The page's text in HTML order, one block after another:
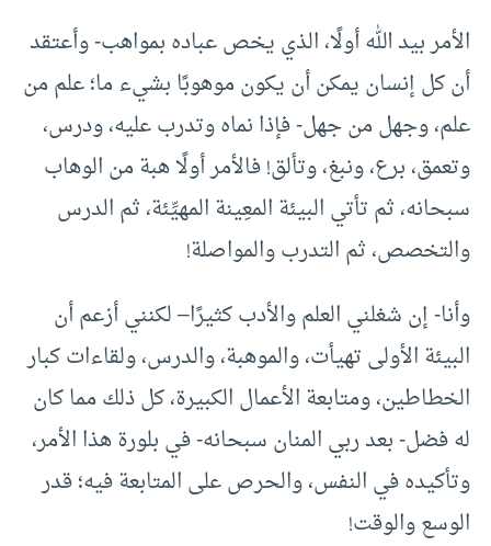
الأمر بيد الله أولًا، الذي يخص عباده بمواهب- وأعتقد
أن كل إنسان يمكن أن يكون موهوبًا بشيء ما؛ علم من
علم، وجهل من جهل- فإذا نماه وتدرب عليه، ودرس،
وتعمق، برع، ونبغ، وتألق! فالأمر أولًا هبة من الوهاب
سبحانه، ثم تأتي البيئة المعِينة المهيِّئة، ثم الدرس
والتخصص، ثم التدرب والمواصلة!
وأنا- إن شغلني العلم والأدب كثيرًا– لكنني أزعم أن
البيئة الأولى تهيأت، والموهبة، والدرس، ولقاءات كبار
الخطاطين، ومتابعة الأعمال الكبيرة، كل ذلك مما كان
له فضل- بعد ربي المنان سبحانه- في بلورة هذا الأمر،
وتأكيده في النفس، والحرص على المتابعة فيه؛ قدر
الوسع والوقت!